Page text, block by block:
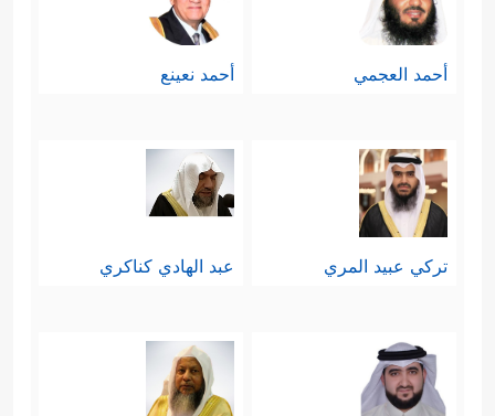
أحمد العجمي أحمد نعينع
تركي عبيد المري عبد الهادي كناكري